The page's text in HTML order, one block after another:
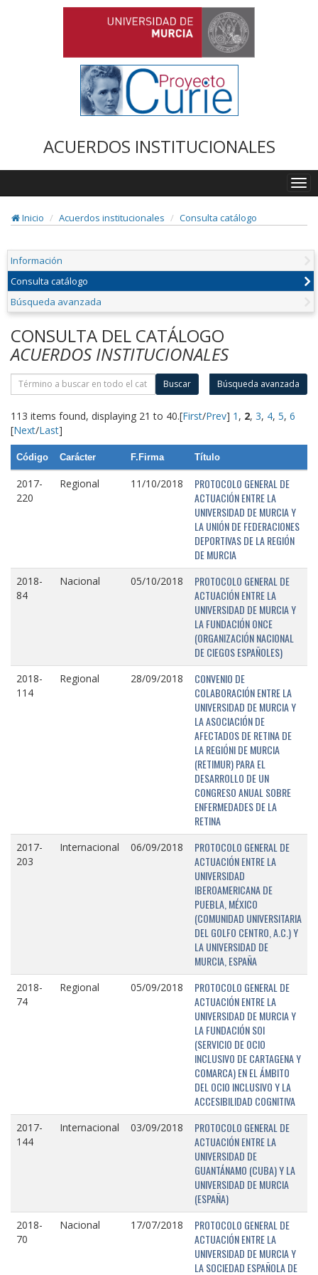
ACUERDOS INSTITUCIONALES
Inicio
Acuerdos institucionales Consulta catálogo
Información
Consulta catálogo
Búsqueda avanzada
CONSULTA DEL CATÁLOGO
ACUERDOS INSTITUCIONALES
Buscar Búsqueda avanzada
113 items found, displaying 21 to 40.[First/Prev] 1 , 2, 3, 4, 5, 6
[Next/Last]
Código Carácter F.Firma Título
2017-
220
Regional 11/10/2018
PROTOCOLO GENERAL DE
ACTUACIÓN ENTRE LA
UNIVERSIDAD DE MURCIA Y
LA UNIÓN DE FEDERACIONES
DEPORTIVAS DE LA REGIÓN
DE MURCIA
2018-
84
Nacional 05/10/2018
PROTOCOLO GENERAL DE
ACTUACIÓN ENTRE LA
UNIVERSIDAD DE MURCIA Y
LA FUNDACIÓN ONCE
(ORGANIZACIÓN NACIONAL
DE CIEGOS ESPAÑOLES)
2018-
114
Regional 28/09/2018
CONVENIO DE
COLABORACIÓN ENTRE LA
UNIVERSIDAD DE MURCIA Y
LA ASOCIACIÓN DE
AFECTADOS DE RETINA DE
LA REGIÓNI DE MURCIA
(RETIMUR) PARA EL
DESARROLLO DE UN
CONGRESO ANUAL SOBRE
ENFERMEDADES DE LA
RETINA
2017-
203
Internacional 06/09/2018
PROTOCOLO GENERAL DE
ACTUACIÓN ENTRE LA
UNIVERSIDAD
IBEROAMERICANA DE
PUEBLA, MÉXICO
(COMUNIDAD UNIVERSITARIA
DEL GOLFO CENTRO, A.C.) Y
LA UNIVERSIDAD DE
MURCIA, ESPAÑA
2018-
74
Regional 05/09/2018
PROTOCOLO GENERAL DE
ACTUACIÓN ENTRE LA
UNIVERSIDAD DE MURCIA Y
LA FUNDACIÓN SOI
(SERVICIO DE OCIO
INCLUSIVO DE CARTAGENA Y
COMARCA) EN EL ÁMBITO
DEL OCIO INCLUSIVO Y LA
ACCESIBILIDAD COGNITIVA
2017-
144
Internacional 03/09/2018
PROTOCOLO GENERAL DE
ACTUACIÓN ENTRE LA
UNIVERSIDAD DE
GUANTÁNAMO (CUBA) Y LA
UNIVERSIDAD DE MURCIA
(ESPAÑA)
2018-
70
Nacional 17/07/2018
PROTOCOLO GENERAL DE
ACTUACIÓN ENTRE LA
UNIVERSIDAD DE MURCIA Y
LA SOCIEDAD ESPAÑOLA DE